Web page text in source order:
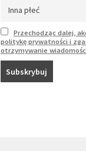
Przechodząc dalej,
politykę prywatności i
otrzymywanie